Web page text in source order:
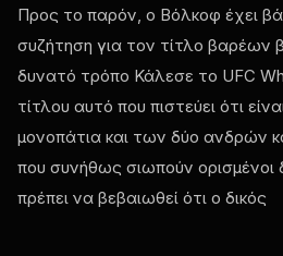
Προς το παρόν, ο Βόλκοφ έχει
συζήτηση για τον τίτλο βαρέων
δυνατό τρόπο Κάλεσε το UFC
τίτλου αυτό που πιστεύει ότι
μονοπάτια και των δύο ανδρών
που συνήθως σιωπούν ορισμένοι
πρέπει να βεβαιωθεί ότι ο δικός